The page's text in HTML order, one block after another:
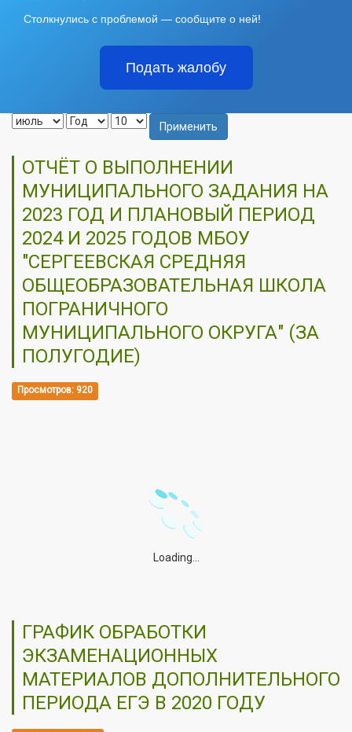
Столкнулись с проблемой — сообщите о ней!
Подать жалобу
Применить
ОТЧЁТ О ВЫПОЛНЕНИИ
МУНИЦИПАЛЬНОГО ЗАДАНИЯ НА
2023 ГОД И ПЛАНОВЫЙ ПЕРИОД
2024 И 2025 ГОДОВ МБОУ
"СЕРГЕЕВСКАЯ СРЕДНЯЯ
ОБЩЕОБРАЗОВАТЕЛЬНАЯ ШКОЛА
ПОГРАНИЧНОГО
МУНИЦИПАЛЬНОГО ОКРУГА" (ЗА
ПОЛУГОДИЕ)
Просмотров: 920
Loading...
ГРАФИК ОБРАБОТКИ
ЭКЗАМЕНАЦИОННЫХ
МАТЕРИАЛОВ ДОПОЛНИТЕЛЬНОГО
ПЕРИОДА ЕГЭ В 2020 ГОДУ